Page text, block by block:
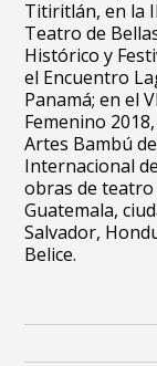
Titiritlán, en la
Teatro de
Histórico y
el Encuentro
Panamá; en el
Femenino
Artes Bambú
Internacional
obras de teatro
Guatemala,
Salvador,
Belice.